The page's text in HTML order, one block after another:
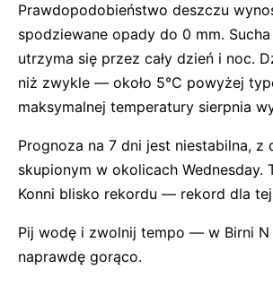
Prawdopodobieństwo deszczu
spodziewane opady do 0 mm.
utrzyma się przez cały dzień i noc.
niż zwykle — około 5°C powyżej
maksymalnej temperatury sierpnia
Prognoza na 7 dni jest niestabilna, z
skupionym w okolicach Wednesday.
Konni blisko rekordu — rekord dla
Pij wodę i zwolnij tempo — w Birni N
naprawdę gorąco.